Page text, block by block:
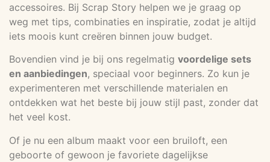
accessoires. Bij Scrap Story helpen we je graag op
weg met tips, combinaties en inspiratie, zodat je altijd
iets moois kunt creëren binnen jouw budget.
Bovendien vind je bij ons regelmatig voordelige sets
en aanbiedingen, speciaal voor beginners. Zo kun je
experimenteren met verschillende materialen en
ontdekken wat het beste bij jouw stijl past, zonder dat
het veel kost.
Of je nu een album maakt voor een bruiloft, een
geboorte of gewoon je favoriete dagelijkse